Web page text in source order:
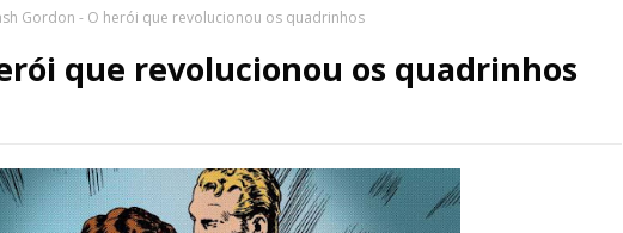
Gordon - O herói que revolucionou os quadrinhos
que revolucionou os quadrinhos